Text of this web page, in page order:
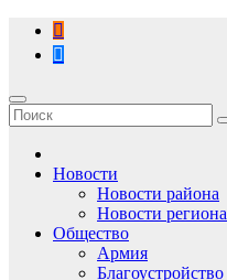
Перейти
содержимому
Новости
Новости района
Новости региона
Общество
Армия
Благоустройство